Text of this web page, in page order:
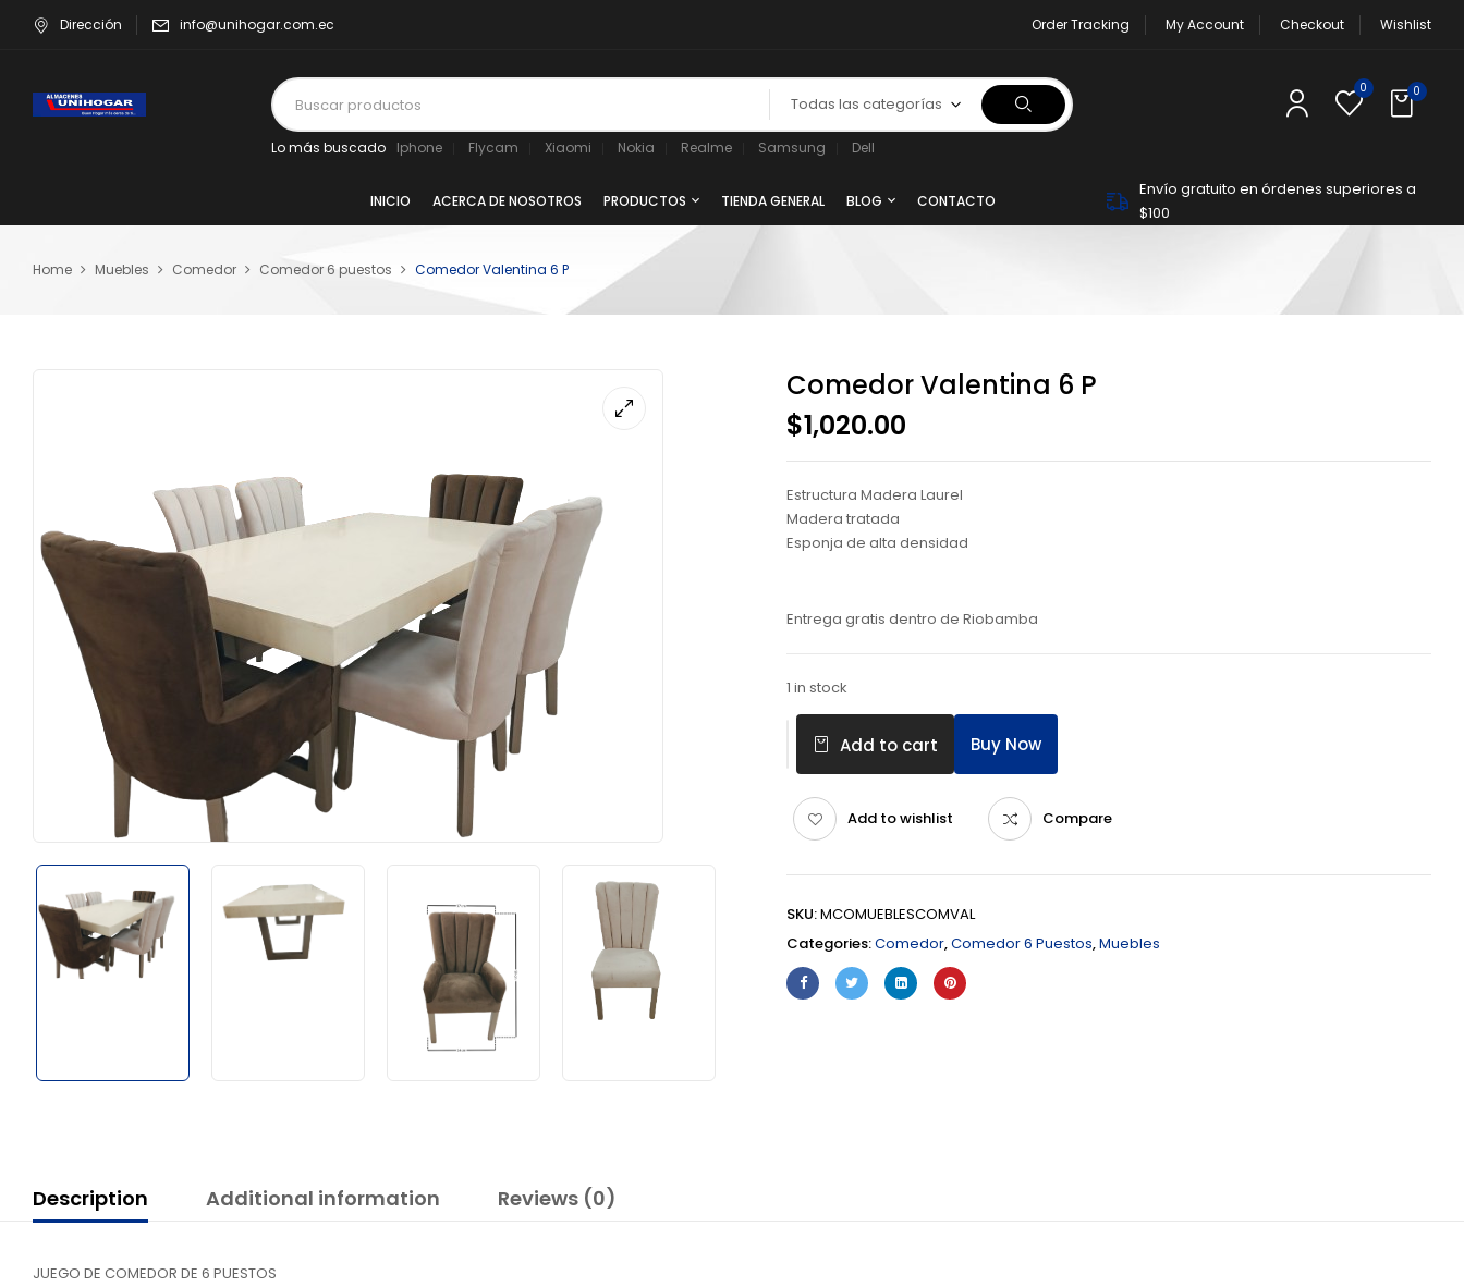
Dirección info@unihogar.com.ec Order Tracking My Account Checkout Wishlist
Todas las categorías
Lo más buscado Iphone Flycam Xiaomi Nokia Realme Samsung Dell
0 0
INICIO ACERCA DE NOSOTROS PRODUCTOS TIENDA GENERAL BLOG CONTACTO
Envío gratuito en órdenes superiores a
$100
Home Muebles Comedor Comedor 6 puestos Comedor Valentina 6 P
Comedor Valentina 6 P
$1,020.00
Estructura Madera Laurel
Madera tratada
Esponja de alta densidad
Entrega gratis dentro de Riobamba
1 in stock
Add to cart Buy Now
Add to wishlist Compare
SKU:MCOMUEBLESCOMVAL
Categories:Comedor,Comedor 6 Puestos,Muebles
Description Additional information Reviews (0)
JUEGO DE COMEDOR DE 6 PUESTOS